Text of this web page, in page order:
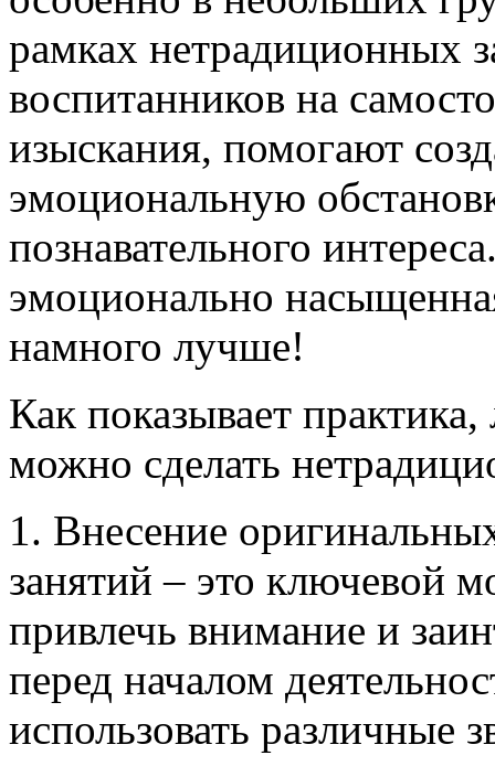
рамках нетрадиционных
воспитанников на
изыскания, помогают
эмоциональную
познавательного
эмоционально
намного лучше!
Как показывает
можно сделать
1. Внесение
занятий – это ключевой
привлечь внимание и
перед началом
использовать различные